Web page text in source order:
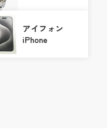
アイフォン
iPhone